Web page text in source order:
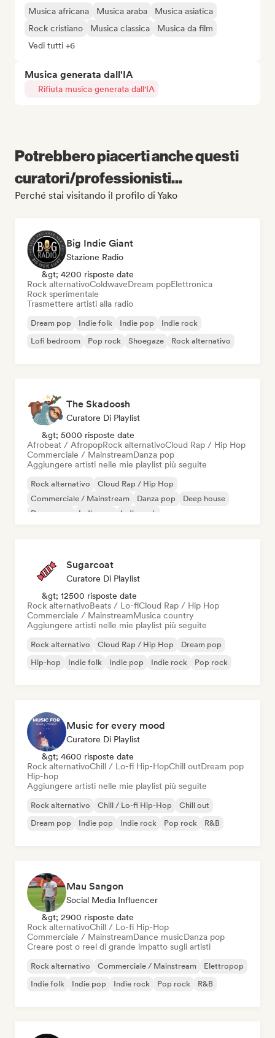
Musica africana Musica araba
Musica asiatica
Rock cristiano
Musica classica
Musica da film
Vedi tutti +6
Musica generata dall'IA
Rifiuta musica generata dall'IA
Potrebbero piacerti anche questi
curatori/professionisti...
Perché stai visitando il profilo di Yako
Big Indie Giant
Stazione Radio
&gt; 4200 risposte date
Rock alternativoColdwaveDream popElettronica
Rock sperimentale
Trasmettere artisti alla radio
Dream pop Indie folk Indie pop
Indie rock
Lofi bedroom
Pop rock Shoegaze Rock alternativo
The Skadoosh
Curatore Di Playlist
&gt; 5000 risposte date
Afrobeat / AfropopRock alternativoCloud Rap / Hip Hop
Commerciale / MainstreamDanza pop
Aggiungere artisti nelle mie playlist più seguite
Rock alternativo
Cloud Rap / Hip Hop
Commerciale / Mainstream
Danza pop
Deep house
Dream pop
Indie pop Indie rock
Sugarcoat
Curatore Di Playlist
&gt; 12500 risposte date
Rock alternativoBeats / Lo-fiCloud Rap / Hip Hop
Commerciale / MainstreamMusica country
Aggiungere artisti nelle mie playlist più seguite
Rock alternativo Cloud Rap / Hip Hop
Dream pop
Hip-hop
Indie folk Indie pop Indie rock Pop rock
Music for every mood
Curatore Di Playlist
&gt; 4600 risposte date
Rock alternativoChill / Lo-fi Hip-HopChill outDream pop
Hip-hop
Aggiungere artisti nelle mie playlist più seguite
Rock alternativo Chill / Lo-fi Hip-Hop
Chill out
Dream pop
Indie pop Indie rock Pop rock R&B
Mau Sangon
Social Media Influencer
&gt; 2900 risposte date
Rock alternativoChill / Lo-fi Hip-Hop
Commerciale / MainstreamDance musicDanza pop
Creare post o reel di grande impatto sugli artisti
Rock alternativo Commerciale / Mainstream
Elettropop
Indie folk
Indie pop Indie rock Pop rock R&B